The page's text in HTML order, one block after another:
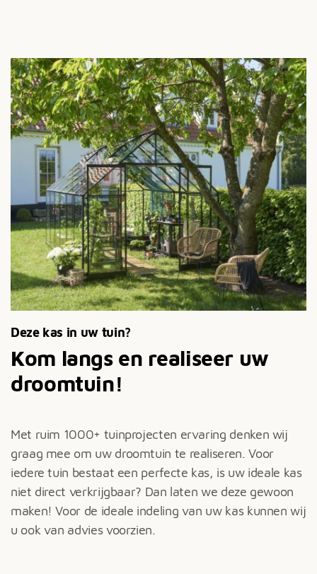
Deze kas in uw tuin?
Kom langs en realiseer uw
droomtuin!
Met ruim 1000+ tuinprojecten ervaring denken wij
graag mee om uw droomtuin te realiseren. Voor
iedere tuin bestaat een perfecte kas, is uw ideale kas
niet direct verkrijgbaar? Dan laten we deze gewoon
maken! Voor de ideale indeling van uw kas kunnen wij
u ook van advies voorzien.